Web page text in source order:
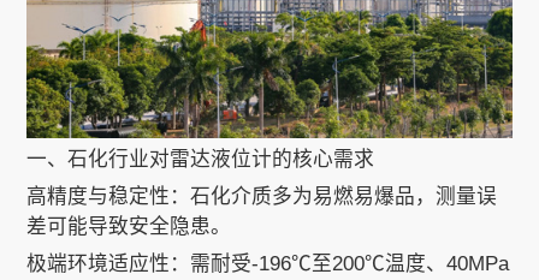
一、石化行业对雷达液位计的核心需求
高精度与稳定性：石化介质多为易燃易爆品，测量误
差可能导致安全隐患。
极端环境适应性：需耐受-196℃至200℃温度、40MPa